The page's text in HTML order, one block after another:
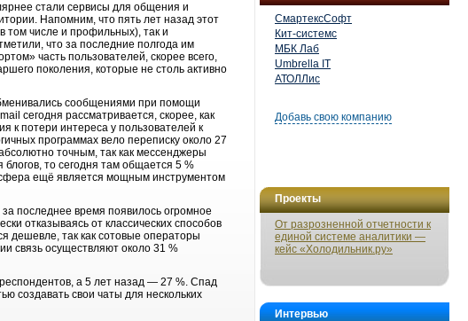
СмартексСофт
Кит-системс
МБК Лаб
Umbrella IT
АТОЛЛис
Добавь свою компанию
Проекты
От разрозненной отчетности к
единой системе аналитики —
кейс «Холодильник.ру»
Интервью
стали сервисы для общения и
Напомним, что пять лет назад этот
том числе и профильных), так и
что за последние полгода им
часть пользователей, скорее всего,
поколения, которые не столь активно
сообщениями при помощи
сегодня рассматривается, скорее, как
к потери интереса у пользователей к
программах вело переписку около 27
точным, так как мессенджеры
то сегодня там общается 5 %
ещё является мощным инструментом
последнее время появилось огромное
отказываясь от классических способов
дешевле, так как сотовые операторы
связь осуществляют около 31 %
а 5 лет назад — 27 %. Спад
создавать свои чаты для нескольких